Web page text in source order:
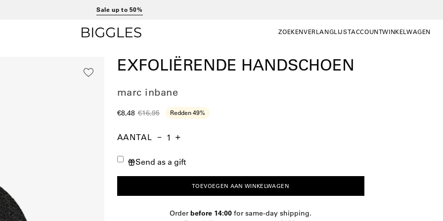
Sale up to 50%
ZOEKENZOEKENWISHLIST
VERLANGLIJSTMIJN
ACCOUNTWINKELWAGEN
WINKELWAGEN
EXFOLIËRENDE HANDSCHOEN
marc inbane
€8,48 €16,95 Redden 49%
AANTAL Aantal
Hoeveelheid
hoeveelheid
Send as a gift
TOEVOEGEN AAN WINKELWAGEN
Orderbefore 14:00 for same-day shipping.